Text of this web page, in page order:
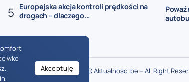
Europejska akcja kontroli prędkości na
drogach – dlaczego...
© Aktualnosci.be – All Right
Akceptuję